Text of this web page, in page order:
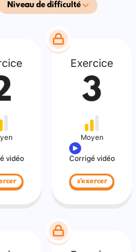
Niveau de difficulté
vidéo
Exercice
3
Moyen
Corrigé vidéo
s'exercer